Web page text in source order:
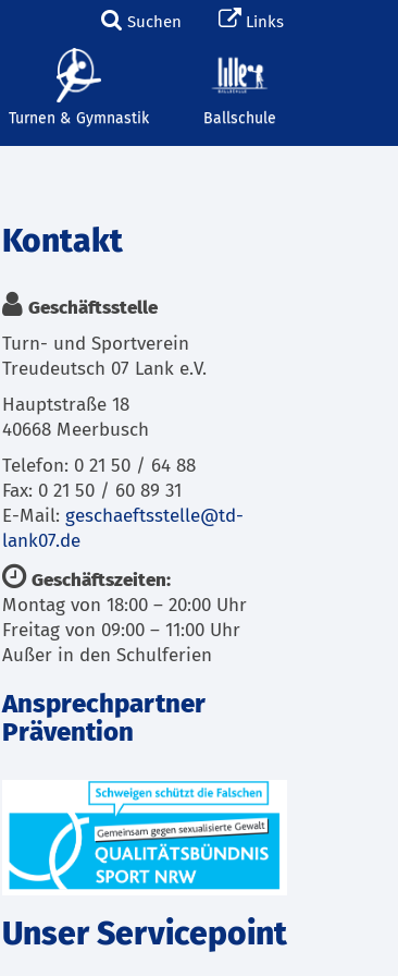
Suchen Links
Turnen & Gymnastik Ballschule
Kontakt
Geschäftsstelle
Turn- und Sportverein
Treudeutsch 07 Lank e.V.
Hauptstraße 18
40668 Meerbusch
Telefon: 0 21 50 / 64 88
Fax: 0 21 50 / 60 89 31
E-Mail: geschaeftsstelle@td-
lank07.de
Geschäftszeiten:
Montag von 18:00 – 20:00 Uhr
Freitag von 09:00 – 11:00 Uhr
Außer in den Schulferien
Ansprechpartner
Prävention
Unser Servicepoint